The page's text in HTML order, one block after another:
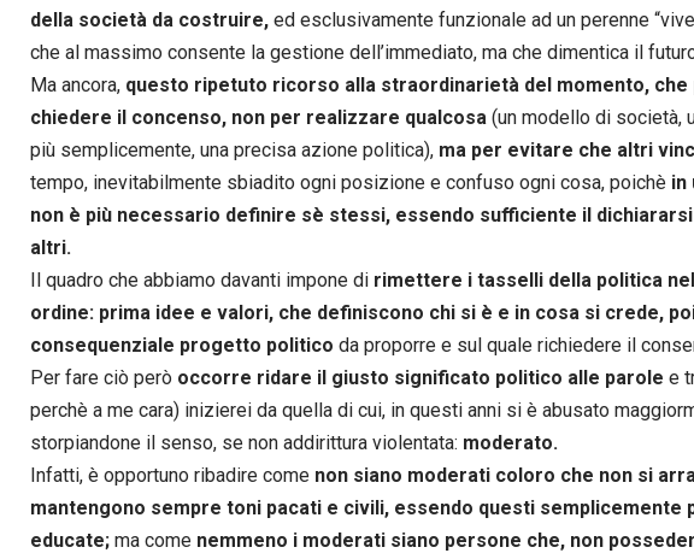
della società da costruire, ed esclusivamente funzionale ad un perenne
che al massimo consente la gestione dell’immediato, ma che dimentica il
Ma ancora, questo ripetuto ricorso alla straordinarietà del momento, che
chiedere il concenso, non per realizzare qualcosa (un modello di società,
più semplicemente, una precisa azione politica), ma per evitare che altri
tempo, inevitabilmente sbiadito ogni posizione e confuso ogni cosa, poichè in
non è più necessario definire sè stessi, essendo sufficiente il
altri.
Il quadro che abbiamo davanti impone di rimettere i tasselli della politica
ordine: prima idee e valori, che definiscono chi si è e in cosa si crede,
consequenziale progetto politico da proporre e sul quale richiedere il
Per fare ciò però occorre ridare il giusto significato politico alle parole e
perchè a me cara) inizierei da quella di cui, in questi anni si è abusato
storpiandone il senso, se non addirittura violentata: moderato.
Infatti, è opportuno ribadire come non siano moderati coloro che non si
mantengono sempre toni pacati e civili, essendo questi semplicemente
educate; ma come nemmeno i moderati siano persone che, non